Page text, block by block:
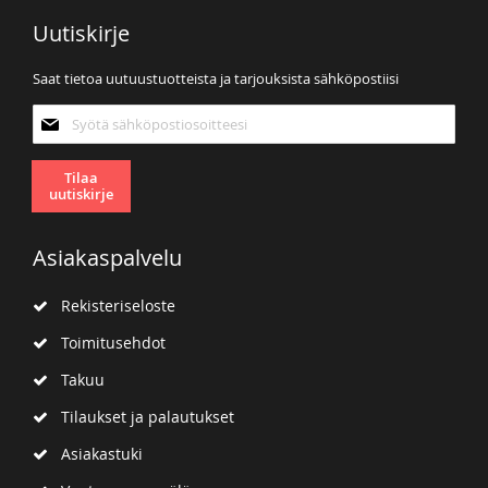
Uutiskirje
Saat tietoa uutuustuotteista ja tarjouksista sähköpostiisi
uutiskirjeemme:
Tilaa
uutiskirje
Asiakaspalvelu
Rekisteriseloste
Toimitusehdot
Takuu
Tilaukset ja palautukset
Asiakastuki